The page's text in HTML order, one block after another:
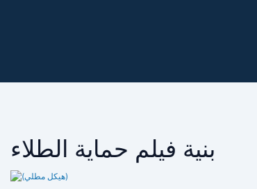
بنية فيلم حماية الطلاء